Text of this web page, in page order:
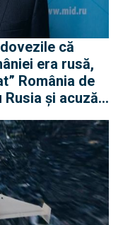
că
era rusă,
România de
și acuză